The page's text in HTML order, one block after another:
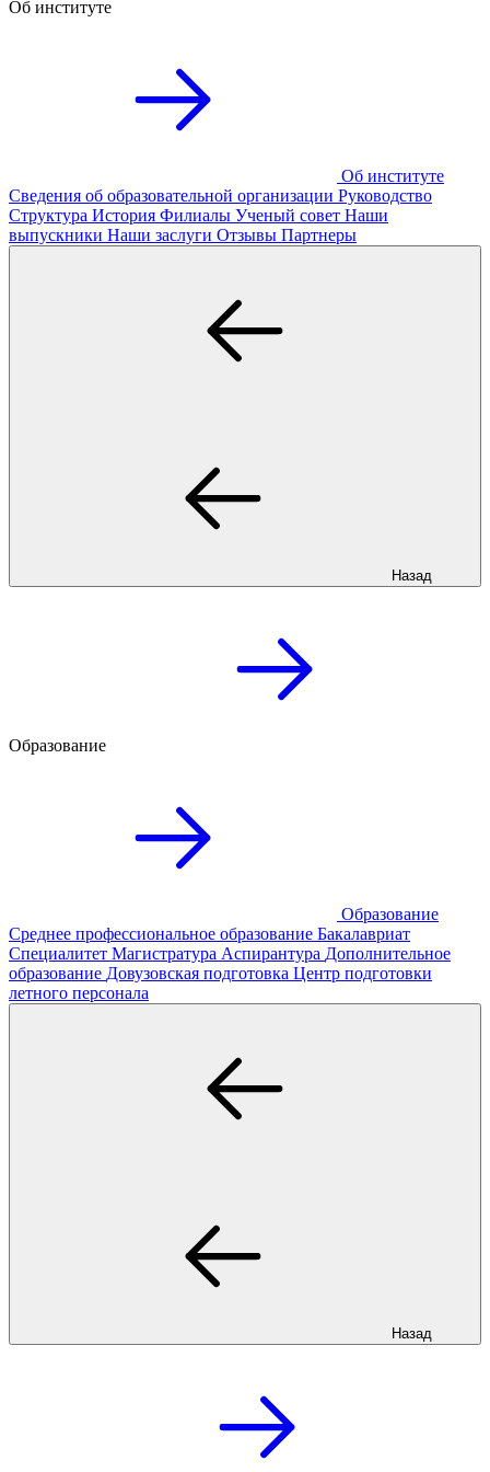
Об институте
Об институте
Сведения об образовательной организации Руководство
Структура История Филиалы Ученый совет Наши
выпускники Наши заслуги Отзывы Партнеры
Назад
Образование
Образование
Среднее профессиональное образование Бакалавриат
Специалитет Магистратура Аспирантура Дополнительное
образование Довузовская подготовка Центр подготовки
летного персонала
Назад